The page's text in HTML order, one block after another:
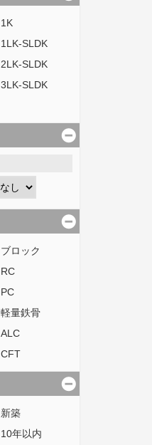
1K
1LK-SLDK
2LK-SLDK
3LK-SLDK
ブロック
RC
PC
軽量鉄骨
ALC
CFT
新築
10年以内